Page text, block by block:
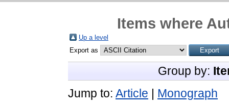
Items where
Up a level
Export as
Group by:
Jump to: Article | Monograph